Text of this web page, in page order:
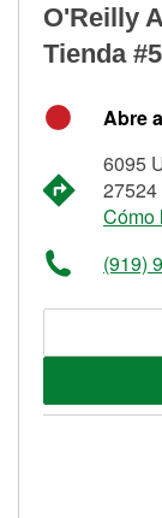
O'Reilly
Tienda
Abre
6095
27524
Cómo
(919)